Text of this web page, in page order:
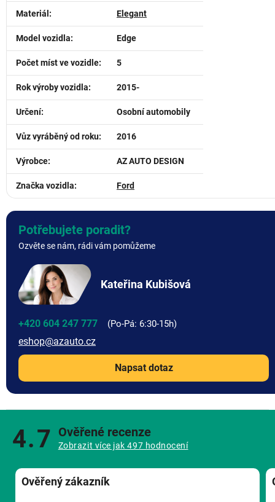
Materiál : Elegant
Model vozidla: Edge
Počet míst ve vozidle: 5
Rok výroby vozidla: 2015-
Určení: Osobní automobily
Vůz vyráběný od roku: 2016
Výrobce: AZ AUTO DESIGN
Značka vozidla: Ford
Potřebujete poradit?
Ozvěte se nám, rádi vám pomůžeme
Kateřina Kubišová
+420 604 247 777
eshop@azauto.cz
Napsat dotaz
4.7 Ověřené recenze
Zobrazit více jak 497 hodnocení
Ověřený zákazník